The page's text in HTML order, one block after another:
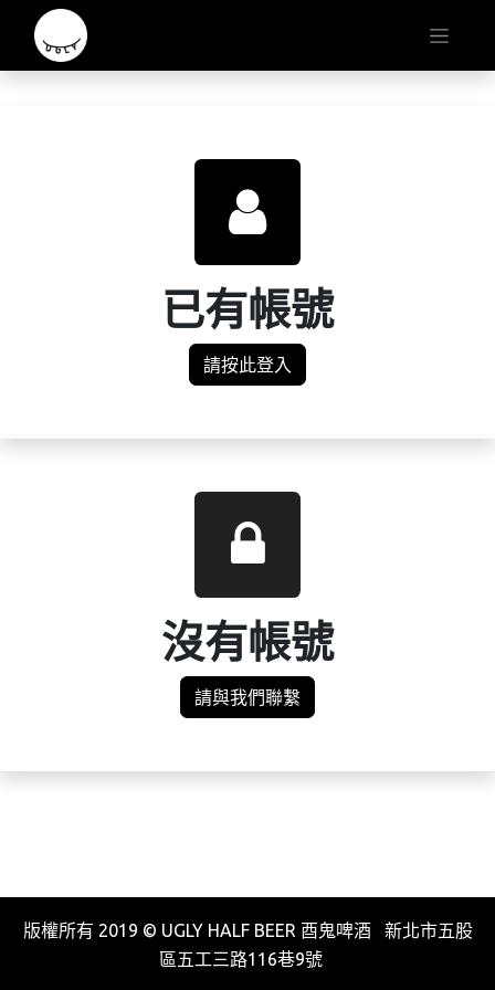
已有帳號
請按此登入
沒有帳號
請與我們聯繫
版權所有 2019 © UGLY HALF BEER 酉鬼啤酒 新北市五股
區五工三路116巷9號